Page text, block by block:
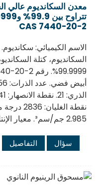
معدن السكانديوم عالي
CAS 7440-20-2
الاسم الكيميائي:
نقطة
2.985 جم/سم³. معيار الإنتاج...
سؤال التفاصيل